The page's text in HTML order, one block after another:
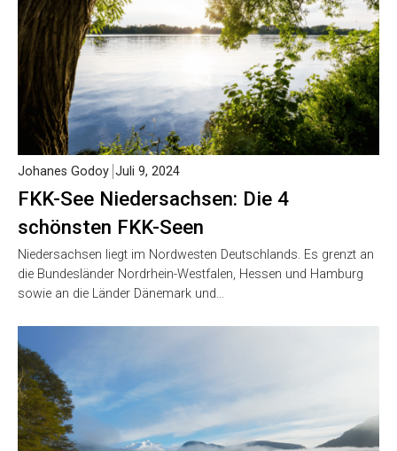
FKK-See Niedersachsen: Die 4
schönsten FKK-Seen
Johanes Godoy Juli 9, 2024
Niedersachsen liegt im Nordwesten Deutschlands. Es grenzt an
die Bundesländer Nordrhein-Westfalen, Hessen und Hamburg
sowie an die Länder Dänemark und…